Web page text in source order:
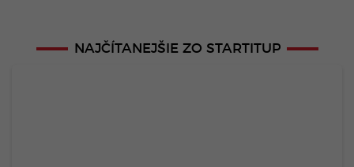
NAJČÍTANEJŠIE ZO STARTITUP